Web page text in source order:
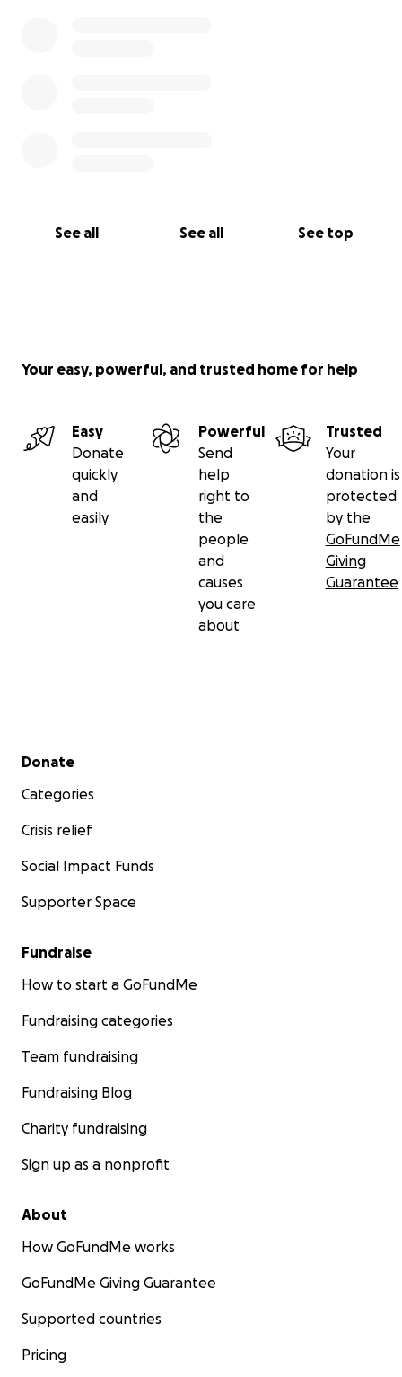
See all See all See top
Your easy, powerful, and trusted home for help
Easy
Donate
quickly
and
easily
Powerful
Send
help
right to
the
people
and
causes
you care
about
Trusted
Your
donation is
protected
by the
GoFundMe
Giving
Guarantee
Secondary menu
Donate
Categories
Crisis relief
Social Impact Funds
Supporter Space
Fundraise
How to start a GoFundMe
Fundraising categories
Team fundraising
Fundraising Blog
Charity fundraising
Sign up as a nonprofit
About
How GoFundMe works
GoFundMe Giving Guarantee
Supported countries
Pricing